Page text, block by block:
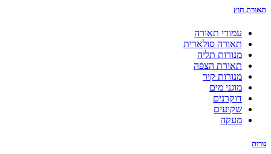
תאורת חוץ
עמודי תאורה
תאורה סולארית
מנורות תליה
תאורת הצפה
מנורות קיר
מוגני מים
דוקרנים
שקועים
מעקה
נורות